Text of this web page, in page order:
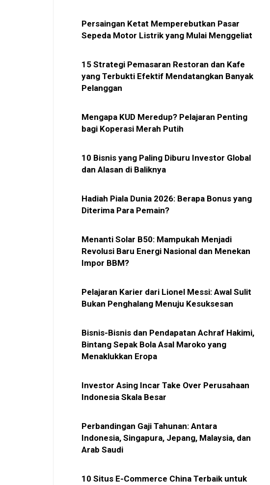
Persaingan Ketat Memperebutkan Pasar
Sepeda Motor Listrik yang Mulai Menggeliat
15 Strategi Pemasaran Restoran dan Kafe
yang Terbukti Efektif Mendatangkan Banyak
Pelanggan
Mengapa KUD Meredup? Pelajaran Penting
bagi Koperasi Merah Putih
10 Bisnis yang Paling Diburu Investor Global
dan Alasan di Baliknya
Hadiah Piala Dunia 2026: Berapa Bonus yang
Diterima Para Pemain?
Menanti Solar B50: Mampukah Menjadi
Revolusi Baru Energi Nasional dan Menekan
Impor BBM?
Pelajaran Karier dari Lionel Messi: Awal Sulit
Bukan Penghalang Menuju Kesuksesan
Bisnis-Bisnis dan Pendapatan Achraf Hakimi,
Bintang Sepak Bola Asal Maroko yang
Menaklukkan Eropa
Investor Asing Incar Take Over Perusahaan
Indonesia Skala Besar
Perbandingan Gaji Tahunan: Antara
Indonesia, Singapura, Jepang, Malaysia, dan
Arab Saudi
10 Situs E-Commerce China Terbaik untuk